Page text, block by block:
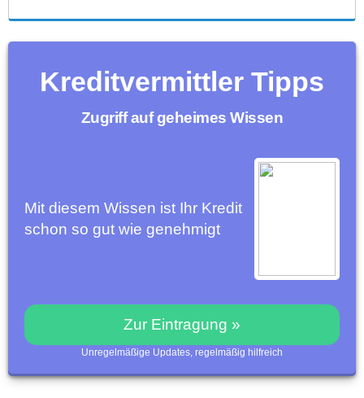
Kreditvermittler Tipps
Zugriff auf geheimes Wissen
Mit diesem Wissen ist Ihr Kredit
schon so gut wie genehmigt
Zur Eintragung »
Unregelmäßige Updates, regelmäßig hilfreich